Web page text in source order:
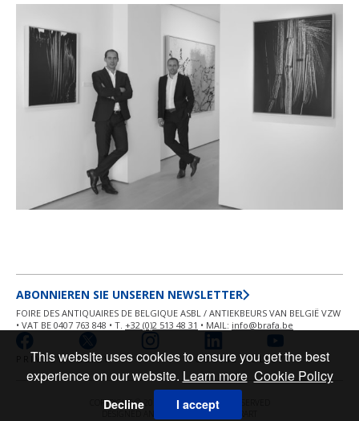
This website uses cookies to ensure you get the best
experience on our website. Learn more Cookie Policy
Decline I accept
ABONNIEREN SIE UNSEREN NEWSLETTER
FOIRE DES ANTIQUAIRES DE BELGIQUE ASBL / ANTIEKBEURS VAN BELGIË VZW
• VAT BE 0407 763 848 • T. +32 (0)2 513 48 31 • MAIL: info@brafa.be
PRIVACY POLICY COOKIE POLICY
COPYRIGHT © 2026 BRAFA ALL RIGHT RESERVED
DESIGNED AND POWERED BY